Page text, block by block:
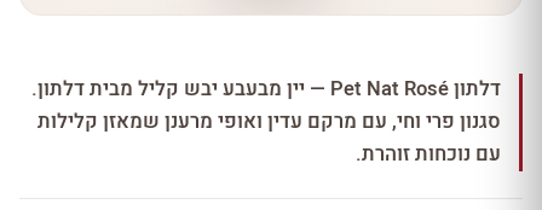
דלתון Pet Nat Rosé — יין מבעבע יבש קליל מבית דלתון.
סגנון פרי וחי, עם מרקם עדין ואופי מרענן שמאזן קלילות
עם נוכחות זוהרת.